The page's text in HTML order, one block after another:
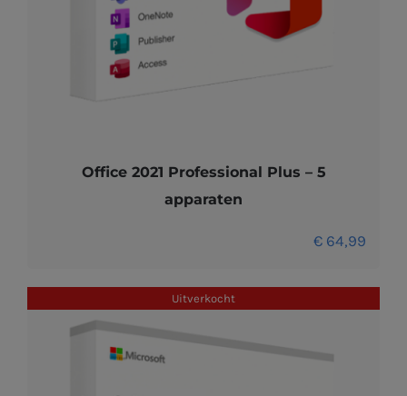
Office 2021 Professional Plus – 5
apparaten
€ 64,99
Uitverkocht